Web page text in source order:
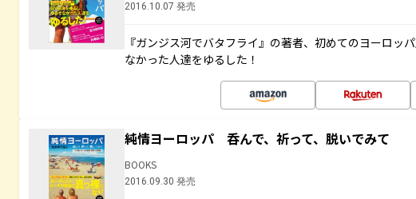
2016.10.07 発売
『ガンジス河でバタフライ』の著者、初めてのヨーロッ
なかった人達をゆるした！
純情ヨーロッパ 呑んで、祈って、脱いでみて
BOOKS
2016.09.30 発売